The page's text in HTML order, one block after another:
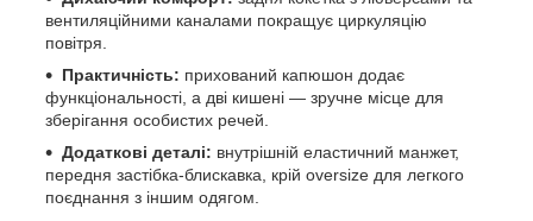
вентиляційними каналами покращує циркуляцію
повітря.
Практичність: прихований капюшон додає
функціональності, а дві кишені — зручне місце для
зберігання особистих речей.
Додаткові деталі: внутрішній еластичний манжет,
передня застібка-блискавка, крій oversize для легкого
поєднання з іншим одягом.